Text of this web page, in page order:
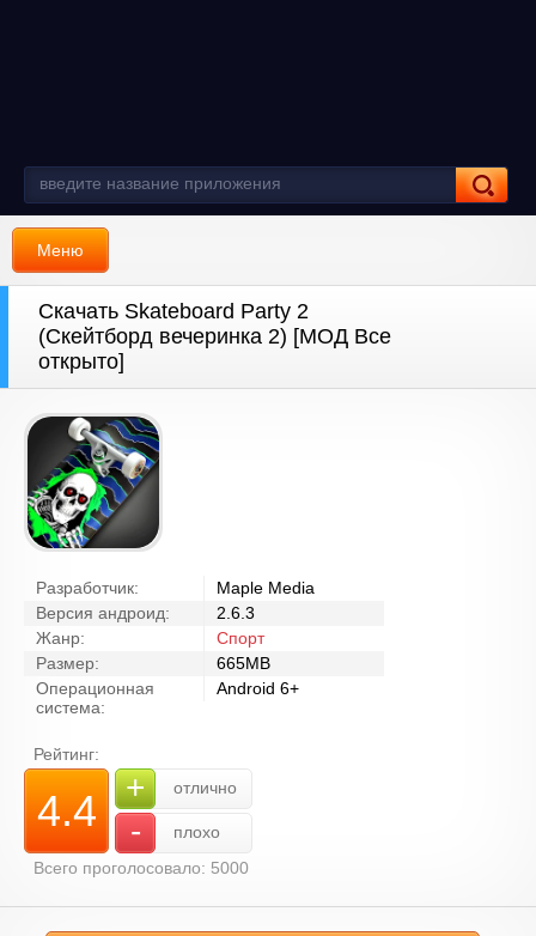
Меню
Скачать Skateboard Party 2
(Скейтборд вечеринка 2) [МОД Все
открыто]
Разработчик:
Maple Media
Версия андроид:
2.6.3
Жанр:
Спорт
Размер:
665MB
Операционная
система:
Android 6+
Рейтинг:
4.4 + отлично
-
плохо
Всего проголосовало: 5000